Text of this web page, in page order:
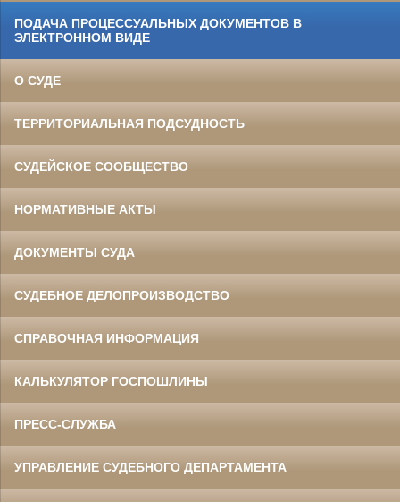
ПОДАЧА ПРОЦЕССУАЛЬНЫХ ДОКУМЕНТОВ В
ЭЛЕКТРОННОМ ВИДЕ
О СУДЕ
ТЕРРИТОРИАЛЬНАЯ ПОДСУДНОСТЬ
СУДЕЙСКОЕ СООБЩЕСТВО
НОРМАТИВНЫЕ АКТЫ
ДОКУМЕНТЫ СУДА
СУДЕБНОЕ ДЕЛОПРОИЗВОДСТВО
СПРАВОЧНАЯ ИНФОРМАЦИЯ
КАЛЬКУЛЯТОР ГОСПОШЛИНЫ
ПРЕСС-СЛУЖБА
УПРАВЛЕНИЕ СУДЕБНОГО ДЕПАРТАМЕНТА